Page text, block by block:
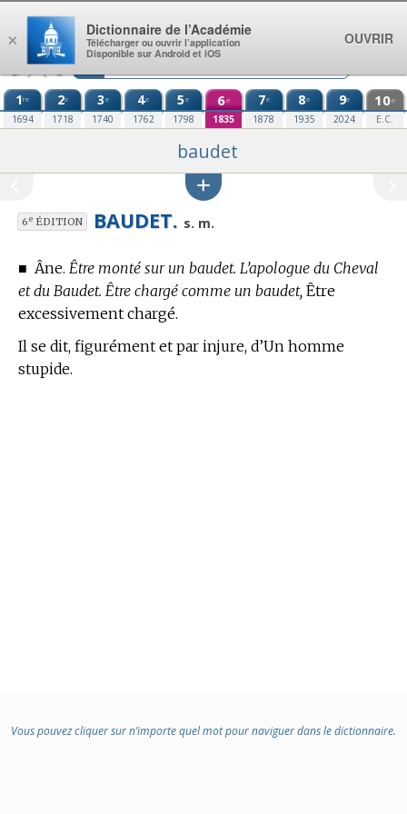
Aller au contenu
1re
1694
2e
1718
3e
1740
4e
1762
5e
1798
6e
1835
7e
1878
8e
1935
9e
2024
10e
E.C.
baudet
6eÉDITION BAUDET. s. m.
■ Âne. Être monté sur un baudet. L’apologue du Cheval
et du Baudet. Être chargé comme un baudet, Être
excessivement chargé.
Il se dit, figurément et par injure, d’Un homme
stupide.
Vous pouvez cliquer sur n’importe quel mot pour naviguer dans le dictionnaire.
×
Dictionnaire de l’Académie
Télécharger ou ouvrir l’application
Disponible sur Android et iOS
OUVRIR